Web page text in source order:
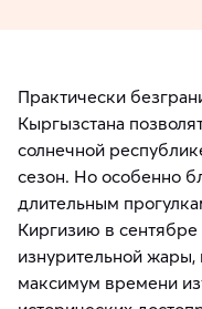
Практически
Кыргызстана
солнечной
сезон. Но особенно
длительным
Киргизию в
изнурительной
максимум времени